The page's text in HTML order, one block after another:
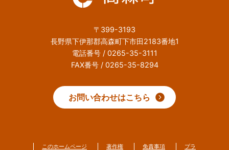
〒399-3193
長野県下伊那郡高森町下市田2183番地1
電話番号 / 0265-35-3111
FAX番号 / 0265-35-8294
お問い合わせはこちら
このホームページ 著作権 免責事項 プラ